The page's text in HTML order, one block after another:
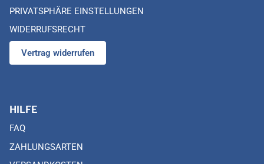
PRIVATSPHÄRE EINSTELLUNGEN
WIDERRUFSRECHT
Vertrag widerrufen
HILFE
FAQ
ZAHLUNGSARTEN